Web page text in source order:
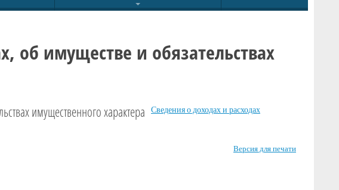
об имуществе и обязательствах
имущественного характера Сведения о доходах и расходах
Версия для печати